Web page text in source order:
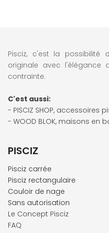
Pisciz, c'est la possibilité
originale avec l'élégance
contrainte.
C'est aussi:
- PISCIZ SHOP, accessoires
- WOOD BLOK, maisons en
PISCIZ
Pisciz carrée
Pisciz rectangulaire
Couloir de nage
Sans autorisation
Le Concept Pisciz
FAQ